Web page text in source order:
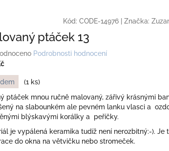
Kód: CODE-14976 Značka:
ptáček 13
Podrobnosti hodnocení
(1 ks)
ptáček mnou ručně malovaný, zářivý krásnými
na slabounkém ale pevném lanku vlasci a
blýskavými korálky a peříčky.
je vypálená keramika tudíž není nerozbitný:-). Je
do okna na větvičku nebo stromeček.